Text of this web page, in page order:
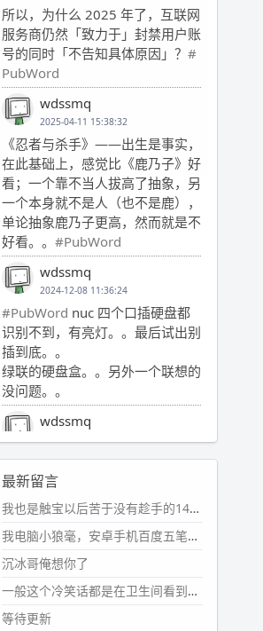
所以，为什么 2025 年了，互联网
服务商仍然「致力于」封禁用户账
号的同时「不告知具体原因」？ #
PubWord
wdssmq
2025-04-11 15:38:32
《忍者与杀手》——出生是事实，
在此基础上，感觉比《鹿乃子》好
看；一个靠不当人拔高了抽象，另
一个本身就不是人（也不是鹿），
单论抽象鹿乃子更高，然而就是不
好看。。 #PubWord
wdssmq
2024-12-08 11:36:24
#PubWord nuc 四个口插硬盘都
识别不到，有亮灯。。最后试出别
插到底。。
绿联的硬盘盒。。另外一个联想的
没问题。。
wdssmq
2024-11-19 17:31:51
#PubWord近期观影记录：超级
马里奥，死侍与金刚狼。。
wdssmq
2024-10-08 10:12:25
#PubWord搬家也告一段落，虽
然搬过来的东西还得归置，新衣柜
虽说已经散俩月味儿了，但还是不
想放衣服进去。
最新留言
我也是触宝以后苦于没有趁手的14键五笔键盘久矣上面那位兄台用的百度双键点划布局我也用过很久，那个皮肤做得很粗糙，个别键位的触发区域是错位的，快速打字时很容易出错，修改它的皮肤文件校正后勉强能用，但早年出的皮肤分辨率太低，实在谈不上美观。百度小米定制版的商店里有一个"小黑板"皮肤还不错(百度官方输入法商店里没有)，但那个风格我不喜欢这两天找到了一个叫"森林集"的公众号，开发了海量的皮肤，很多都有14键版本，付费但很便宜，几块钱，终于有自己满意的输入法了搜了一下，这个工作室还是百度的官方合作伙伴，不知道为什么14键作品都不在官方商店上架，难道是百度官方在刻意放弃14键？
我电脑小狼毫，安卓手机百度五笔，皮肤用的双键点划，挺好的。
沉冰哥俺想你了
一般这个冷笑话都是在卫生间看到的多
等待更新